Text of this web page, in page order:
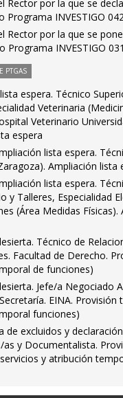
Rector por la que se
Programa INVESTIGO
Rector por la que se
Programa INVESTIGO
PTGAS
espera. Técnico
Veterinaria
Veterinario
espera
lista espera.
Ampliación lista
lista espera.
y Talleres, Especialidad
(Área Medidas Físicas).
Técnico de
Facultad de Derecho.
de funciones)
Jefe/a Negociado
EINA. Provisión
funciones)
de excluidos y
as y Documentalista.
y atribución